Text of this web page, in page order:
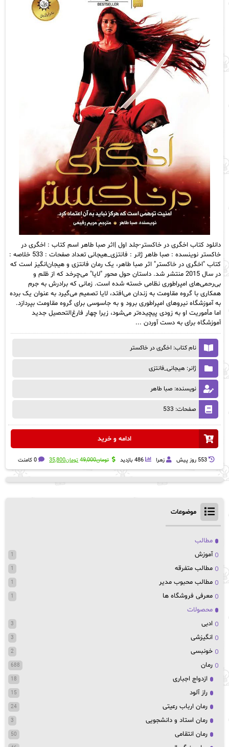
دانلود کتاب اخگری در خاکستر-جلد اول |اثر صبا طاهر اسم کتاب : اخگری در
خاکستر نوینسده : صبا طاهر ژانر : فانتزی_هیجانی تعداد صفحات : 533 خلاصه :
کتاب "اخگری در خاکستر" اثر صبا طاهر، یک رمان فانتزی و هیجان‌انگیز است که
در سال 2015 منتشر شد. داستان حول محور "لایا" می‌چرخد که از ظلم و
بی‌رحمی‌های امپراطوری نظامی خسته شده است. زمانی که برادرش به جرم
همکاری با گروه مقاومت به زندان می‌افتد، لایا تصمیم می‌گیرد به عنوان یک برده
به آموزشگاه نیروهای امپراطوری برود و به جاسوسی برای گروه مقاومت بپردازد.
اما مأموریت او به زودی پیچیده‌تر می‌شود، زیرا چهار فارغ‌التحصیل جدید
آموزشگاه برای به دست آوردن ...
نام کتاب: اخگری در خاکستر
ژانر: هیجانی_فانتزی
نویسنده: صبا طاهر
صفحات: 533
ادامه و خرید
553 روز پيش زهرا 486 بازدید تومان49,000 قیمت
تومان35,800قیمت0 کامنت
موضوعات
مطالب
آموزش
1
مطالب متفرقه 1
مطالب محبوب مدیر 1
معرفی فروشگاه ها 1
محصولات
ادبی
3
انگیزشی 3
خونبسی 2
رمان 688
ازدواج اجباری 18
راز آلود 15
رمان ارباب رعیتی 24
رمان استاد و دانشجویی 3
رمان انتقامی 50